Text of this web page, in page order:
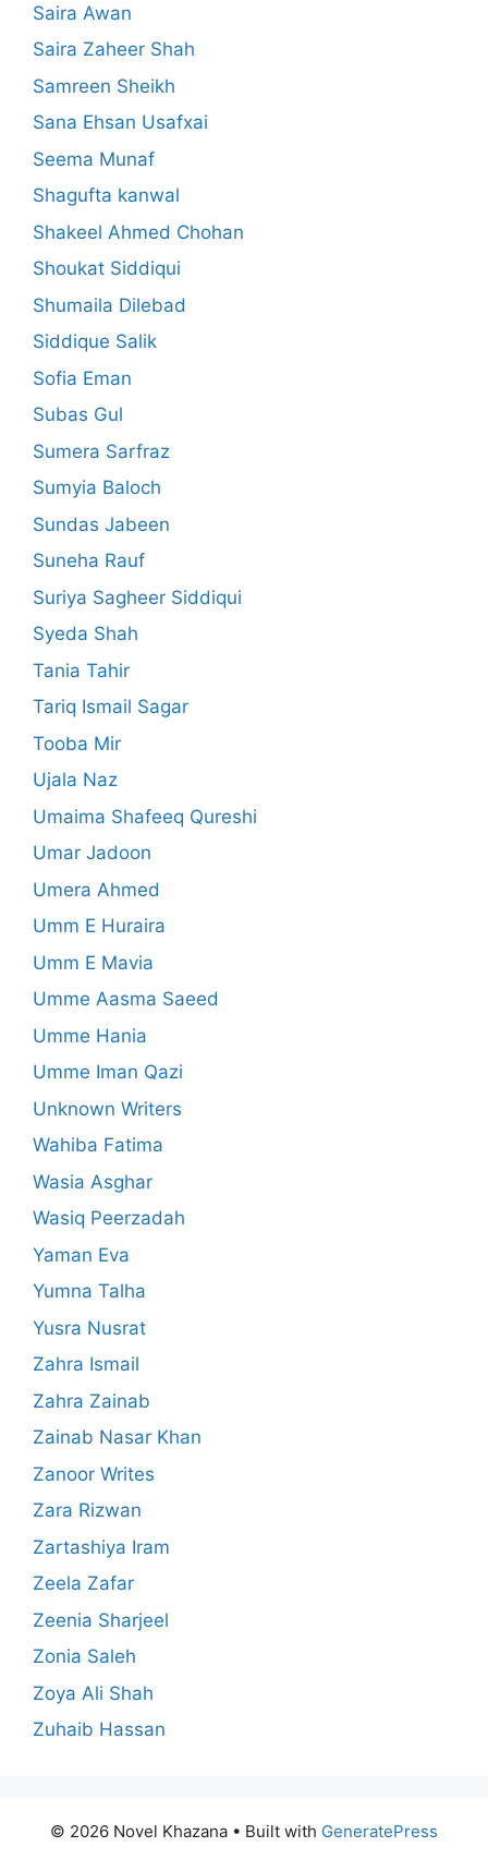
Saira Awan
Saira Zaheer Shah
Samreen Sheikh
Sana Ehsan Usafxai
Seema Munaf
Shagufta kanwal
Shakeel Ahmed Chohan
Shoukat Siddiqui
Shumaila Dilebad
Siddique Salik
Sofia Eman
Subas Gul
Sumera Sarfraz
Sumyia Baloch
Sundas Jabeen
Suneha Rauf
Suriya Sagheer Siddiqui
Syeda Shah
Tania Tahir
Tariq Ismail Sagar
Tooba Mir
Ujala Naz
Umaima Shafeeq Qureshi
Umar Jadoon
Umera Ahmed
Umm E Huraira
Umm E Mavia
Umme Aasma Saeed
Umme Hania
Umme Iman Qazi
Unknown Writers
Wahiba Fatima
Wasia Asghar
Wasiq Peerzadah
Yaman Eva
Yumna Talha
Yusra Nusrat
Zahra Ismail
Zahra Zainab
Zainab Nasar Khan
Zanoor Writes
Zara Rizwan
Zartashiya Iram
Zeela Zafar
Zeenia Sharjeel
Zonia Saleh
Zoya Ali Shah
Zuhaib Hassan
© 2026 Novel Khazana • Built with GeneratePress